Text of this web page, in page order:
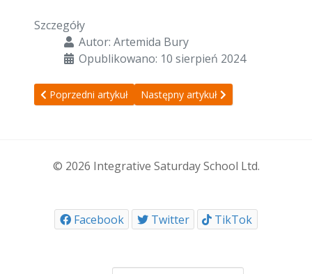
Szczegóły
Autor: Artemida Bury
Opublikowano: 10 sierpień 2024
Poprzedni artykuł: Zajęcia dodatkowe rok szkolny 24/25
Poprzedni artykuł Następny artykuł: Dzień Otwarty 06/
Następny artykuł
© 2026 Integrative Saturday School Ltd.
Facebook Twitter TikTok